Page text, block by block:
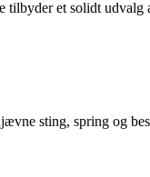
tilbyder et solidt udvalg
sting, spring og